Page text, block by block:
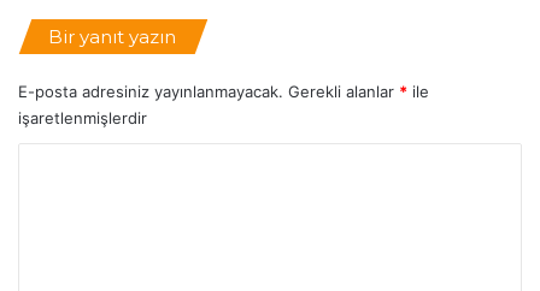
Y
ö
n
e
Bir yanıt yazın
E-posta adresiniz yayınlanmayacak. Gerekli alanlar * ile
işaretlenmişlerdir